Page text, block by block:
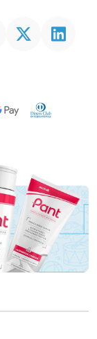
Twitter Linkedin
Pay
Diners Club